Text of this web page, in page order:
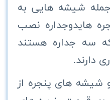
شیشه هایی به
هایدوجداره نصب
سه جداره هستند
دارند.
شیشه های پنجره از